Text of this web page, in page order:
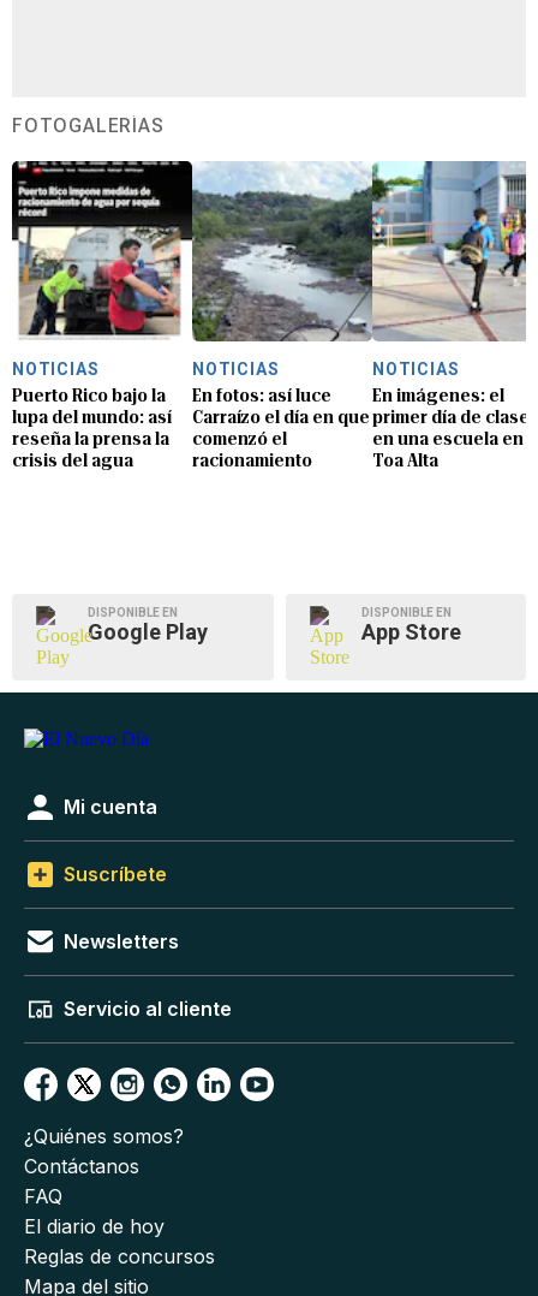
FOTOGALERÍAS
NOTICIAS
Puerto Rico bajo la
lupa del mundo: así
reseña la prensa la
crisis del agua
NOTICIAS
En fotos: así luce
Carraízo el día en que
comenzó el
racionamiento
NOTICIAS
En imágenes: el
primer día de clases
en una escuela en
Toa Alta
DISPONIBLE EN
Google Play
DISPONIBLE EN
App Store
Mi cuenta
Suscríbete
Newsletters
Servicio al cliente
¿Quiénes somos?
Contáctanos
FAQ
El diario de hoy
Reglas de concursos
Mapa del sitio